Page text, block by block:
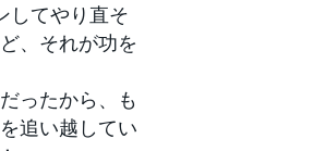
してやり直そ
、それが功を
ったから、も
追い越してい